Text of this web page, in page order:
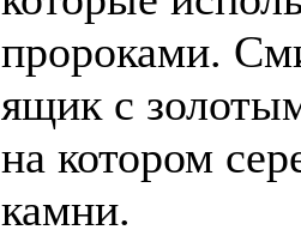
пророками.
ящик с
на котором
камни.